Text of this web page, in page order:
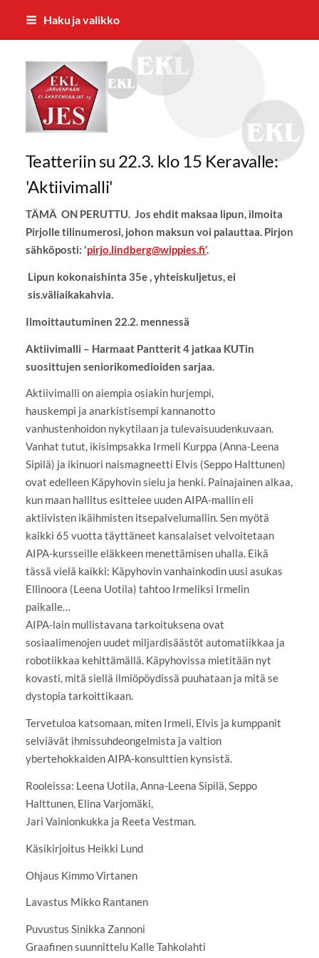
Siirry
Haku ja valikko
Järvenpään Eläkkeensaajat ry
Teatteriin su 22.3. klo 15 Keravalle:
'Aktiivimalli'
TÄMÄ ON PERUTTU. Jos ehdit maksaa lipun, ilmoita
Pirjolle tilinumerosi, johon maksun voi palauttaa. Pirjon
sähköposti: 'pirjo.lindberg@wippies.fi'.
Lipun kokonaishinta 35e , yhteiskuljetus, ei
sis.väliaikakahvia.
Ilmoittautuminen 22.2. mennessä
Aktiivimalli – Harmaat Pantterit 4 jatkaa KUTin
suosittujen seniorikomedioiden sarjaa.
Aktiivimalli on aiempia osiakin hurjempi,
hauskempi ja anarkistisempi kannanotto
vanhustenhoidon nykytilaan ja tulevaisuudenkuvaan.
Vanhat tutut, ikisimpsakka Irmeli Kurppa (Anna-Leena
Sipilä) ja ikinuori naismagneetti Elvis (Seppo Halttunen)
ovat edelleen Käpyhovin sielu ja henki. Painajainen alkaa,
kun maan hallitus esittelee uuden AIPA-mallin eli
aktiivisten ikäihmisten itsepalvelumallin. Sen myötä
kaikki 65 vuotta täyttäneet kansalaiset velvoitetaan
AIPA-kursseille eläkkeen menettämisen uhalla. Eikä
tässä vielä kaikki: Käpyhovin vanhainkodin uusi asukas
Ellinoora (Leena Uotila) tahtoo Irmeliksi Irmelin
paikalle…
AIPA-lain mullistavana tarkoituksena ovat
sosiaalimenojen uudet miljardisäästöt automatiikkaa ja
robotiikkaa kehittämällä. Käpyhovissa mietitään nyt
kovasti, mitä siellä ilmiöpöydissä puuhataan ja mitä se
dystopia tarkoittikaan.
Tervetuloa katsomaan, miten Irmeli, Elvis ja kumppanit
selviävät ihmissuhdeongelmista ja valtion
ybertehokkaiden AIPA-konsulttien kynsistä.
​Rooleissa: Leena Uotila, Anna-Leena Sipilä, Seppo
Halttunen, Elina Varjomäki,
Jari Vainionkukka ja Reeta Vestman.
​Käsikirjoitus Heikki Lund
Ohjaus Kimmo Virtanen
Lavastus Mikko Rantanen
Puvustus Sinikka Zannoni
Graafinen suunnittelu Kalle Tahkolahti